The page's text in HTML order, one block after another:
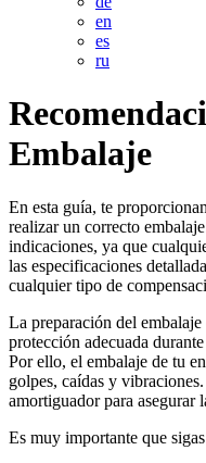
en
es
ru
Embalaje
En esta guía, te
realizar un correcto
indicaciones, ya que
las especificaciones
cualquier tipo de
La preparación del
protección adecuada
Por ello, el embalaje de tu
golpes, caídas y
amortiguador para asegurar
Es muy importante que sigas